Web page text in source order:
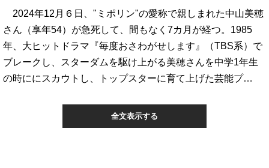
2024年12月６日、"ミポリン"の愛称で親しまれた中山美穂
さん（享年54）が急死して、間もなく7カ月が経つ。1985
年、大ヒットドラマ『毎度おさわがせします』（TBS系）で
ブレークし、スターダムを駆け上がる美穂さんを中学1年生
の時ににスカウトし、トップスターに育て上げた芸能プ…
全文表示する